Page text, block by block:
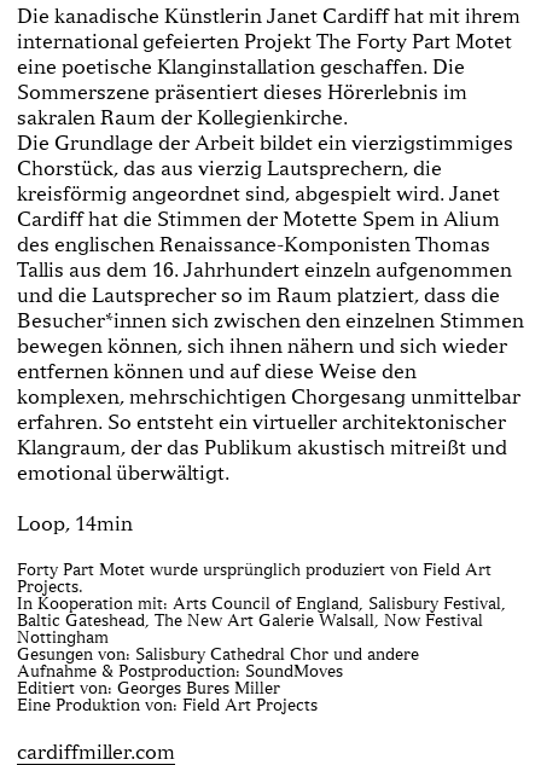
Die kanadische Künstlerin Janet Cardiff hat mit ihrem
international gefeierten Projekt The Forty Part Motet
eine poetische Klanginstallation geschaffen. Die
Sommerszene präsentiert dieses Hörerlebnis im
sakralen Raum der Kollegienkirche.
Die Grundlage der Arbeit bildet ein vierzigstimmiges
Chorstück, das aus vierzig Lautsprechern, die
kreisförmig angeordnet sind, abgespielt wird. Janet
Cardiff hat die Stimmen der Motette Spem in Alium
des englischen Renaissance-Komponisten Thomas
Tallis aus dem 16. Jahrhundert einzeln aufgenommen
und die Lautsprecher so im Raum platziert, dass die
Besucher*innen sich zwischen den einzelnen Stimmen
bewegen können, sich ihnen nähern und sich wieder
entfernen können und auf diese Weise den
komplexen, mehrschichtigen Chorgesang unmittelbar
erfahren. So entsteht ein virtueller architektonischer
Klangraum, der das Publikum akustisch mitreißt und
emotional überwältigt.
Loop, 14min
Forty Part Motet wurde ursprünglich produziert von Field Art
Projects.
In Kooperation mit: Arts Council of England, Salisbury Festival,
Baltic Gateshead, The New Art Galerie Walsall, Now Festival
Nottingham
Gesungen von: Salisbury Cathedral Chor und andere
Aufnahme & Postproduction: SoundMoves
Editiert von: Georges Bures Miller
Eine Produktion von: Field Art Projects
cardiffmiller.com